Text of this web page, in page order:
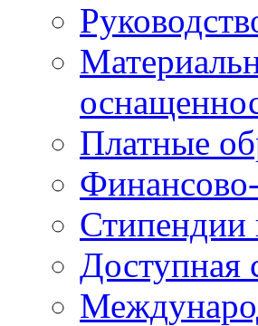
Платные
Финансово-
Доступная